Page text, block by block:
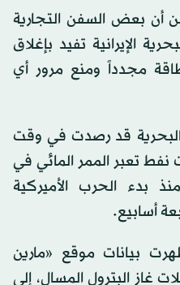
​أن بعض السفن التجارية
الإيرانية تفيد بإغلاق
مجدداً ومنع مرور أي
البحرية قد رصدت في وقت
نفط تعبر الممر المائي في
بدء الحرب الأميركية
أسابيع.
بيانات موقع «مارين
غاز البترول المسال، إلى